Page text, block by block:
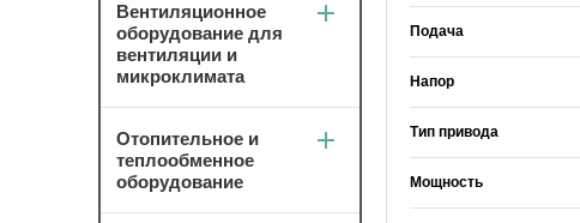
Подача
Напор
Тип привода
Мощность
Вентиляционное
оборудование для
вентиляции и
микроклимата
Отопительное и
теплообменное
оборудование